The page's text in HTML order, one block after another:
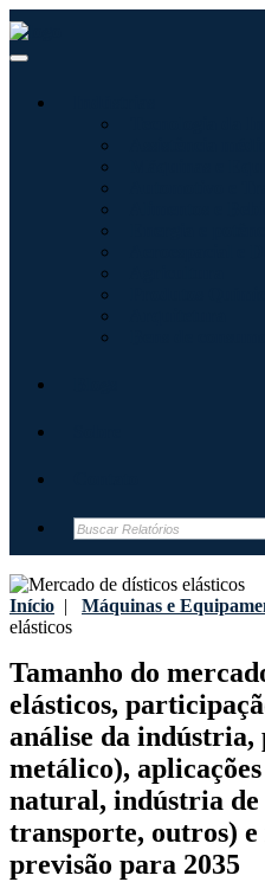
Início | Máquinas e
elásticos
Tamanho do
elásticos,
análise da indústria,
metálico),
natural, indústria de
transporte, outros)
previsão para 2035